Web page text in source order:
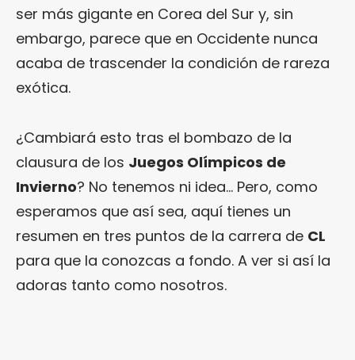
ser más gigante en Corea del Sur y, sin
embargo, parece que en Occidente nunca
acaba de trascender la condición de rareza
exótica.
¿Cambiará esto tras el bombazo de la
clausura de los Juegos Olímpicos de
Invierno? No tenemos ni idea… Pero, como
esperamos que así sea, aquí tienes un
resumen en tres puntos de la carrera de CL
para que la conozcas a fondo. A ver si así la
adoras tanto como nosotros.